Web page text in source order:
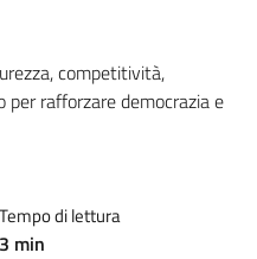
competitività,
rafforzare democrazia e
Tempo di lettura
3 min